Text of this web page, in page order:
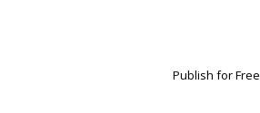
Publish for Free